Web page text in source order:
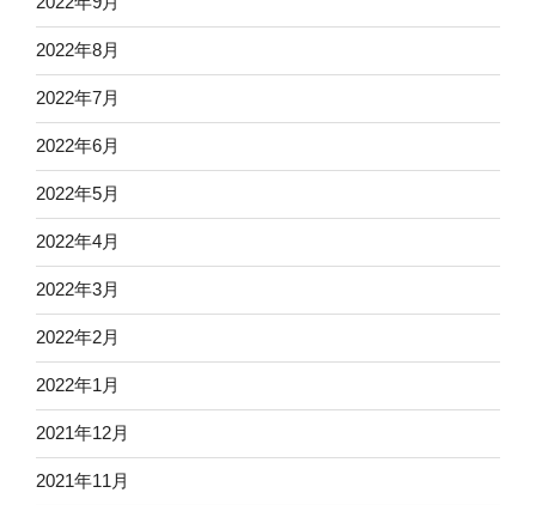
2022年8月
2022年7月
2022年6月
2022年5月
2022年4月
2022年3月
2022年2月
2022年1月
2021年12月
2021年11月